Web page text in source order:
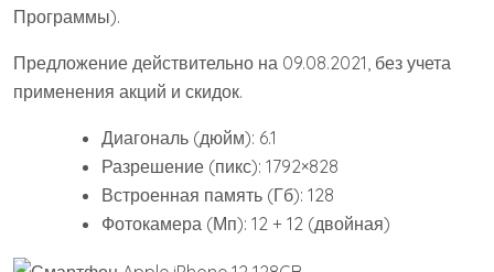
Программы).
Предложение действительно на 09.08.2021, без учета
применения акций и скидок.
Диагональ (дюйм): 6.1
Разрешение (пикс): 1792×828
Встроенная память (Гб): 128
Фотокамера (Мп): 12 + 12 (двойная)